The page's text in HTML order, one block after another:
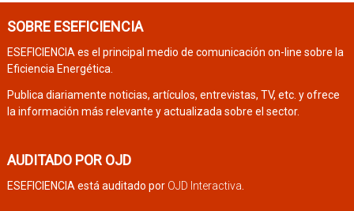
SOBRE ESEFICIENCIA
ESEFICIENCIA es el principal medio de comunicación on-line sobre la
Eficiencia Energética.
Publica diariamente noticias, artículos, entrevistas, TV, etc. y ofrece
la información más relevante y actualizada sobre el sector.
AUDITADO POR OJD
ESEFICIENCIA está auditado por OJD Interactiva